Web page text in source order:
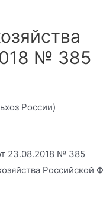
№ 385
России)
23.08.2018 № 385
Российской